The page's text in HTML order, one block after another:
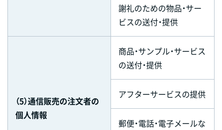
謝礼のための物品・サー
ビスの送付・提供
（5）通信販売の注文者の
個人情報
商品・サンプル・サービス
の送付・提供
アフターサービスの提供
郵便・電話・電子メールな